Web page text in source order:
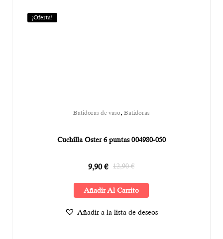
¡Oferta!
Batidoras de vaso, Batidoras
Cuchilla Oster 6 puntas 004980-050
12,90€
9,90€
Añadir Al Carrito
Añadir a la lista de deseos